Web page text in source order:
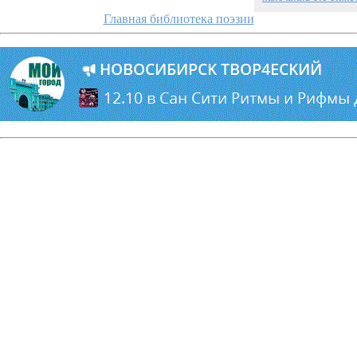
Главная библиотека поэзии